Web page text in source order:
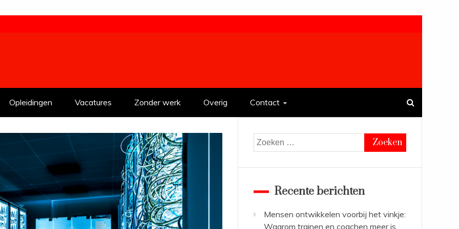
Opleidingen Vacatures Zonder werk Overig Contact
Zoeken
naar:
Recente berichten
Mensen ontwikkelen voorbij het vinkje:
Waarom trainen en coachen meer is